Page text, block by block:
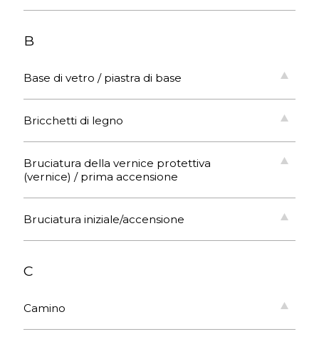
B
Base di vetro / piastra di base
Bricchetti di legno
Bruciatura della vernice protettiva
(vernice) / prima accensione
Bruciatura iniziale/accensione
C
Camino